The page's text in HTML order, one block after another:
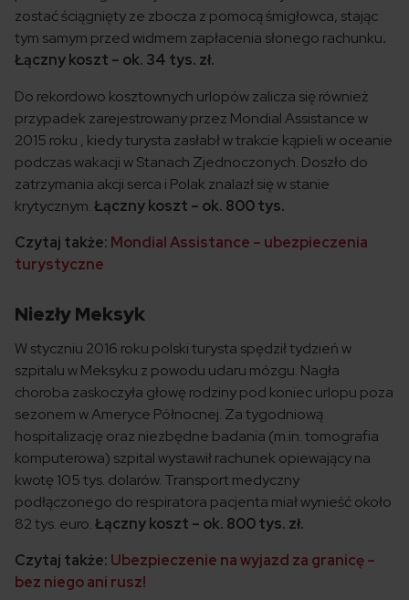
zostać ściągnięty ze zbocza z pomocą śmigłowca, stając
tym samym przed widmem zapłacenia słonego rachunku.
Łączny koszt – ok. 34 tys. zł.
Do rekordowo kosztownych urlopów zalicza się również
przypadek zarejestrowany przez Mondial Assistance w
2015 roku , kiedy turysta zasłabł w trakcie kąpieli w oceanie
podczas wakacji w Stanach Zjednoczonych. Doszło do
zatrzymania akcji serca i Polak znalazł się w stanie
krytycznym.Łączny koszt – ok. 800 tys.
Czytaj także: Mondial Assistance – ubezpieczenia
turystyczne
Niezły Meksyk
W styczniu 2016 roku polski turysta spędził tydzień w
szpitalu w Meksyku z powodu udaru mózgu. Nagła
choroba zaskoczyła głowę rodziny pod koniec urlopu poza
sezonem w Ameryce Północnej. Za tygodniową
hospitalizację oraz niezbędne badania (m.in. tomografia
komputerowa) szpital wystawił rachunek opiewający na
kwotę 105 tys. dolarów. Transport medyczny
podłączonego do respiratora pacjenta miał wynieść około
82 tys. euro.Łączny koszt – ok. 800 tys. zł.
Czytaj także: Ubezpieczenie na wyjazd za granicę –
bez niego ani rusz!